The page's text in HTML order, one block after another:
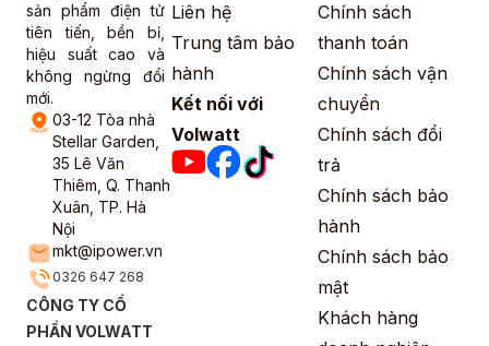
sản phẩm điện tử
tiên tiến, bền bỉ,
hiệu suất cao và
không ngừng đổi
mới.
03-12 Tòa nhà
Stellar Garden,
35 Lê Văn
Thiêm, Q. Thanh
Xuân, TP. Hà
Nội
mkt@ipower.vn
0326 647 268
CÔNG TY CỔ
PHẦN VOLWATT
Liên hệ
Trung tâm bảo
hành
Kết nối với
Volwatt
Chính sách
thanh toán
Chính sách vận
chuyển
Chính sách đổi
trả
Chính sách bảo
hành
Chính sách bảo
mật
Khách hàng